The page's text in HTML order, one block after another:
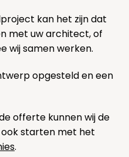
kan het zijn dat
met uw architect, of
wij samen werken.
opgesteld en een
offerte kunnen wij de
starten met het
.